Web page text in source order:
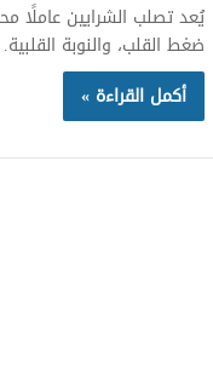
يُعد تصلب الشرايين عاملًا
ضغط القلب، والنوبة
أكمل القراءة »